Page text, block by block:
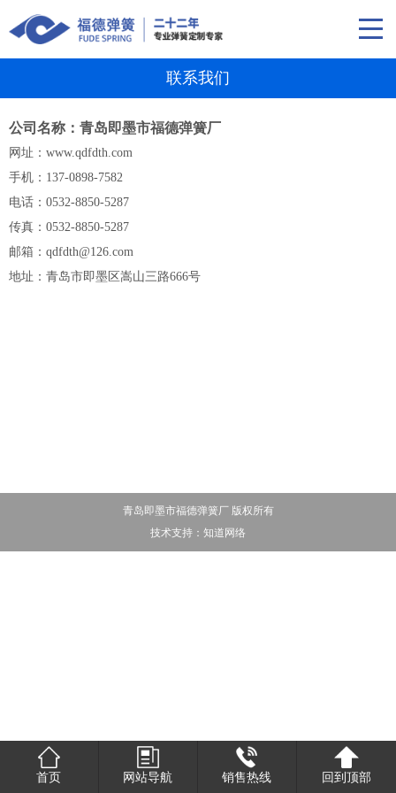
联系我们
公司名称：青岛即墨市福德弹簧厂
网址：www.qdfdth.com
手机：137-0898-7582
电话：0532-8850-5287
传真：0532-8850-5287
邮箱：qdfdth@126.com
地址：青岛市即墨区嵩山三路666号
青岛即墨市福德弹簧厂 版权所有
技术支持： 知道网络
首页 网站导航 销售热线 回到顶部